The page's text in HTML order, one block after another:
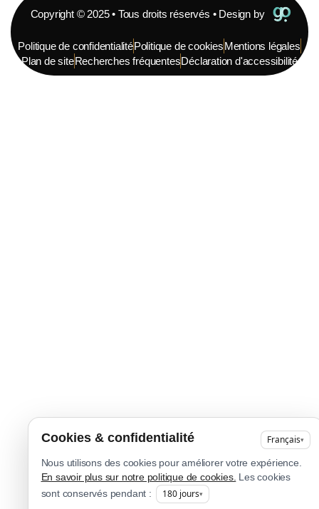
Copyright © 2025 • Tous droits réservés • Design by
Politique de confidentialitéPolitique de cookiesMentions légales
Plan de siteRecherches fréquentesDéclaration d'accessibilité
Cookies & confidentialité Français▾
Nous utilisons des cookies pour améliorer votre expérience.
En savoir plus sur notre politique de cookies. Les cookies
sont conservés pendant :
180 jours▾